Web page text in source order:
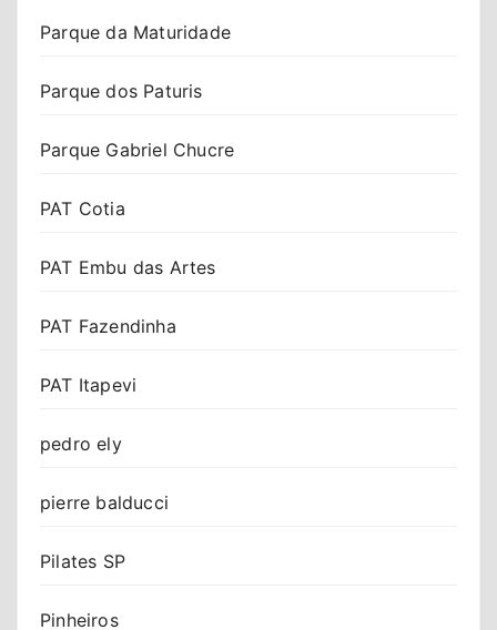
Parque da Maturidade
Parque dos Paturis
Parque Gabriel Chucre
PAT Cotia
PAT Embu das Artes
PAT Fazendinha
PAT Itapevi
pedro ely
pierre balducci
Pilates SP
Pinheiros